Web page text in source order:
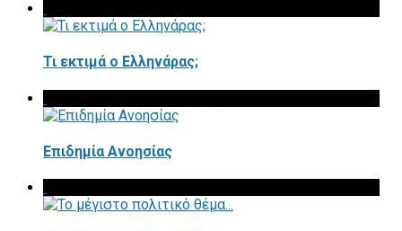
Τι εκτιμά ο Ελληνάρας;
Επιδημία Ανοησίας